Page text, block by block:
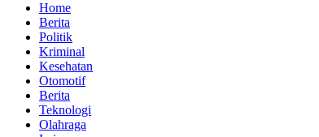
Home
Berita
Politik
Kriminal
Kesehatan
Otomotif
Berita
Teknologi
Olahraga